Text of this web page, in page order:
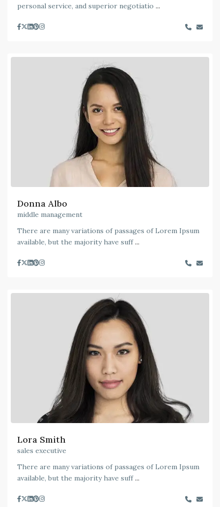
personal service, and superior negotiatio ...
Donna Albo
middle management
There are many variations of passages of Lorem Ipsum
available, but the majority have suff...
Lora Smith
sales executive
There are many variations of passages of Lorem Ipsum
available, but the majority have suff...